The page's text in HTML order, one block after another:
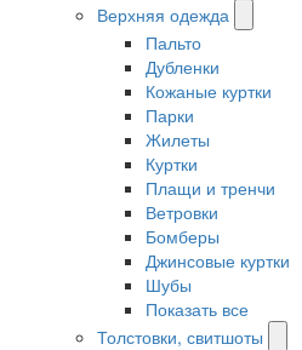
Верхняя одежда
Пальто
Дубленки
Кожаные куртки
Парки
Жилеты
Куртки
Плащи и тренчи
Ветровки
Бомберы
Джинсовые куртки
Шубы
Показать все
Толстовки, свитшоты